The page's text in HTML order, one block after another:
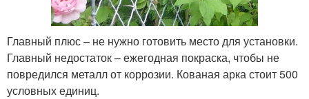
Главный плюс – не нужно готовить место для установки.
Главный недостаток – ежегодная покраска, чтобы не
повредился металл от коррозии. Кованая арка стоит 500
условных единиц.